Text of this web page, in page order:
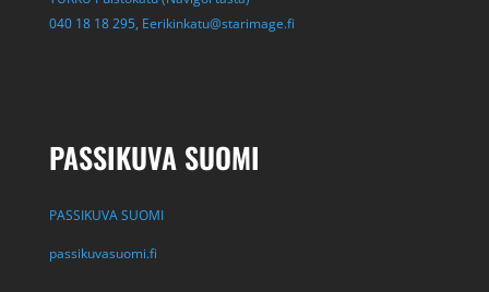
040 18 18 295, Eerikinkatu@starimage.fi
PASSIKUVA SUOMI
PASSIKUVA SUOMI
passikuvasuomi.fi